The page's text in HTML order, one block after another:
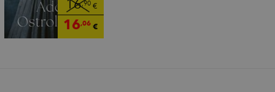
16,90€
16,06€